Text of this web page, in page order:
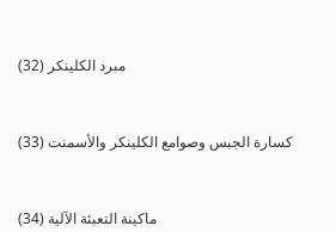
(32) مبرد الكلينكر
(33) كسارة الجبس وصوامع الكلينكر والأسمنت
(34) ماكينة التعبئة الآلية